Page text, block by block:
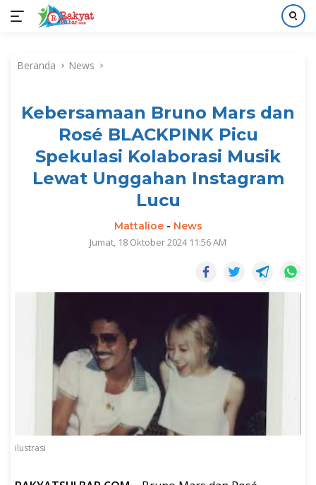
kontenBeranda News
Kebersamaan Bruno Mars dan
Rosé BLACKPINK Picu
Spekulasi Kolaborasi Musik
Lewat Unggahan Instagram
Lucu
Mattalioe- News
Jumat, 18 Oktober 2024 11:56 AM
ilustrasi